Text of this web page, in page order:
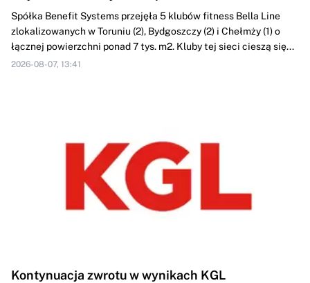
Spółka Benefit Systems przejęła 5 klubów fitness Bella Line
zlokalizowanych w Toruniu (2), Bydgoszczy (2) i Chełmży (1) o
łącznej powierzchni ponad 7 tys. m2. Kluby tej sieci cieszą się...
2026-08-07, 13:41
Kontynuacja zwrotu w wynikach KGL